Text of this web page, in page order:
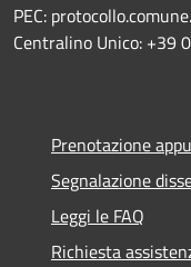
PEC:
Centralino Unico: +39
Prenotazione
Segnalazione
Leggi le FAQ
Richiesta